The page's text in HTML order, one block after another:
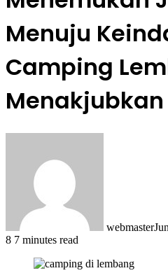
Menuju
Camping
Menakjubkan
webmaster
8 7 minutes read